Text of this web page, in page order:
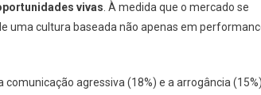
vivas . À medida que o mercado se
uma cultura baseada não apenas em
agressiva (18%) e a arrogância